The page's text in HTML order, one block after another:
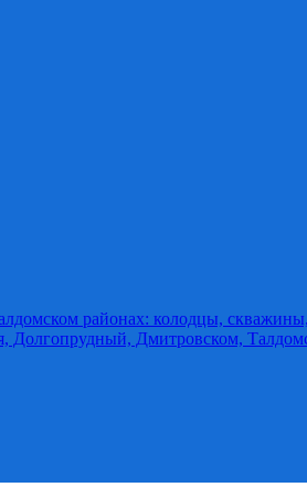
районах: колодцы,
Долгопрудный, Дмитровском,